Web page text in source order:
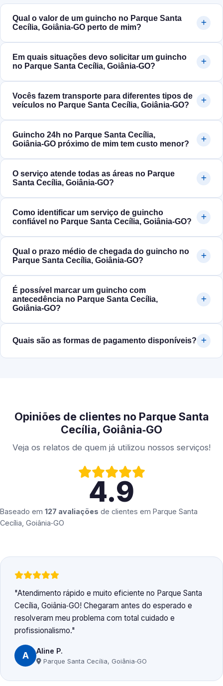
Qual o valor de um guincho no Parque Santa
Cecília, Goiânia‑GO perto de mim?
Em quais situações devo solicitar um guincho
no Parque Santa Cecília, Goiânia‑GO?
Vocês fazem transporte para diferentes tipos de
veículos no Parque Santa Cecília, Goiânia‑GO?
Guincho 24h no Parque Santa Cecília,
Goiânia‑GO próximo de mim tem custo menor?
O serviço atende todas as áreas no Parque
Santa Cecília, Goiânia‑GO?
Como identificar um serviço de guincho
confiável no Parque Santa Cecília, Goiânia‑GO?
Qual o prazo médio de chegada do guincho no
Parque Santa Cecília, Goiânia‑GO?
É possível marcar um guincho com
antecedência no Parque Santa Cecília,
Goiânia‑GO?
Quais são as formas de pagamento disponíveis?
Opiniões de clientes no Parque Santa
Cecília, Goiânia‑GO
Veja os relatos de quem já utilizou nossos serviços!
4.9
Baseado em 127 avaliações de clientes em Parque Santa
Cecília, Goiânia‑GO
Atendimento rápido e muito eficiente no Parque Santa
Cecília, Goiânia‑GO! Chegaram antes do esperado e
resolveram meu problema com total cuidado e
profissionalismo.
A Aline P.
Parque Santa Cecília, Goiânia‑GO